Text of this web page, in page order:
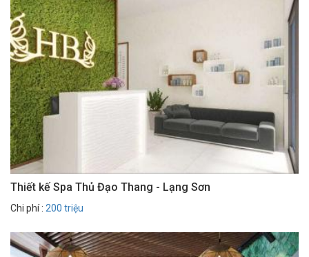
Thiết kế Spa Thủ Đạo Thang - Lạng Sơn
Chi phí : 200 triệu